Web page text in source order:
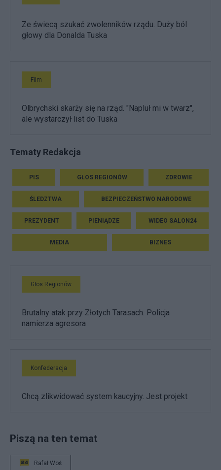
Ze świecą szukać zwolenników rządu. Duży ból
głowy dla Donalda Tuska
Film
Olbrychski skarży się na rząd. "Napluł mi w twarz",
ale wystarczył list do Tuska
Tematy Redakcja
PIS GŁOS REGIONÓW ZDROWIE
ŚLEDZTWA BEZPIECZEŃSTWO NARODOWE
PREZYDENT PIENIĄDZE WIDEO SALON24
MEDIA BIZNES
Głos Regionów
Brutalny atak przy Złotych Tarasach. Policja
namierza agresora
Konfederacja
Chcą zlikwidować system kaucyjny. Jest projekt
Piszą na ten temat
Rafał Woś